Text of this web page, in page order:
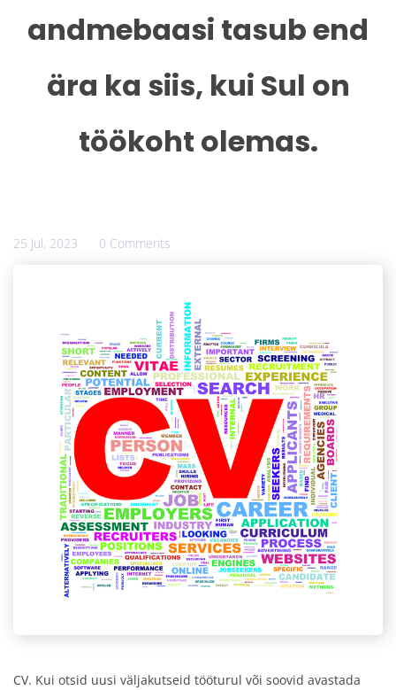
andmebaasi tasub end
ära ka siis, kui Sul on
töökoht olemas.
25 Jul, 2023 0 Comments
CV. Kui otsid uusi väljakutseid tööturul või soovid avastada